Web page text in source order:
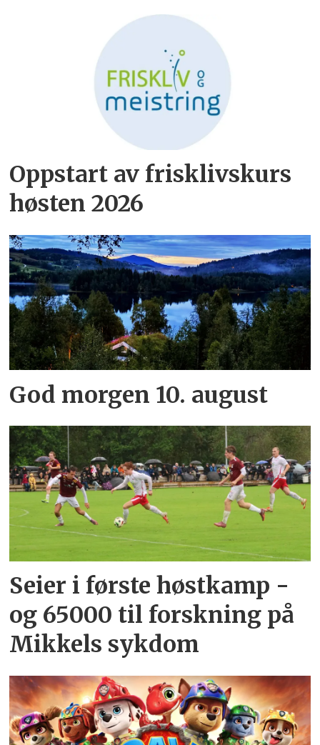
Oppstart av frisklivskurs
høsten 2026
God morgen 10. august
Seier i første høstkamp -
og 65000 til forskning på
Mikkels sykdom